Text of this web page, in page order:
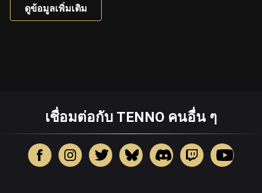
ดูข้อมูลเพิ่มเติม
เชื่อมต่อกับ TENNO คนอื่น ๆ